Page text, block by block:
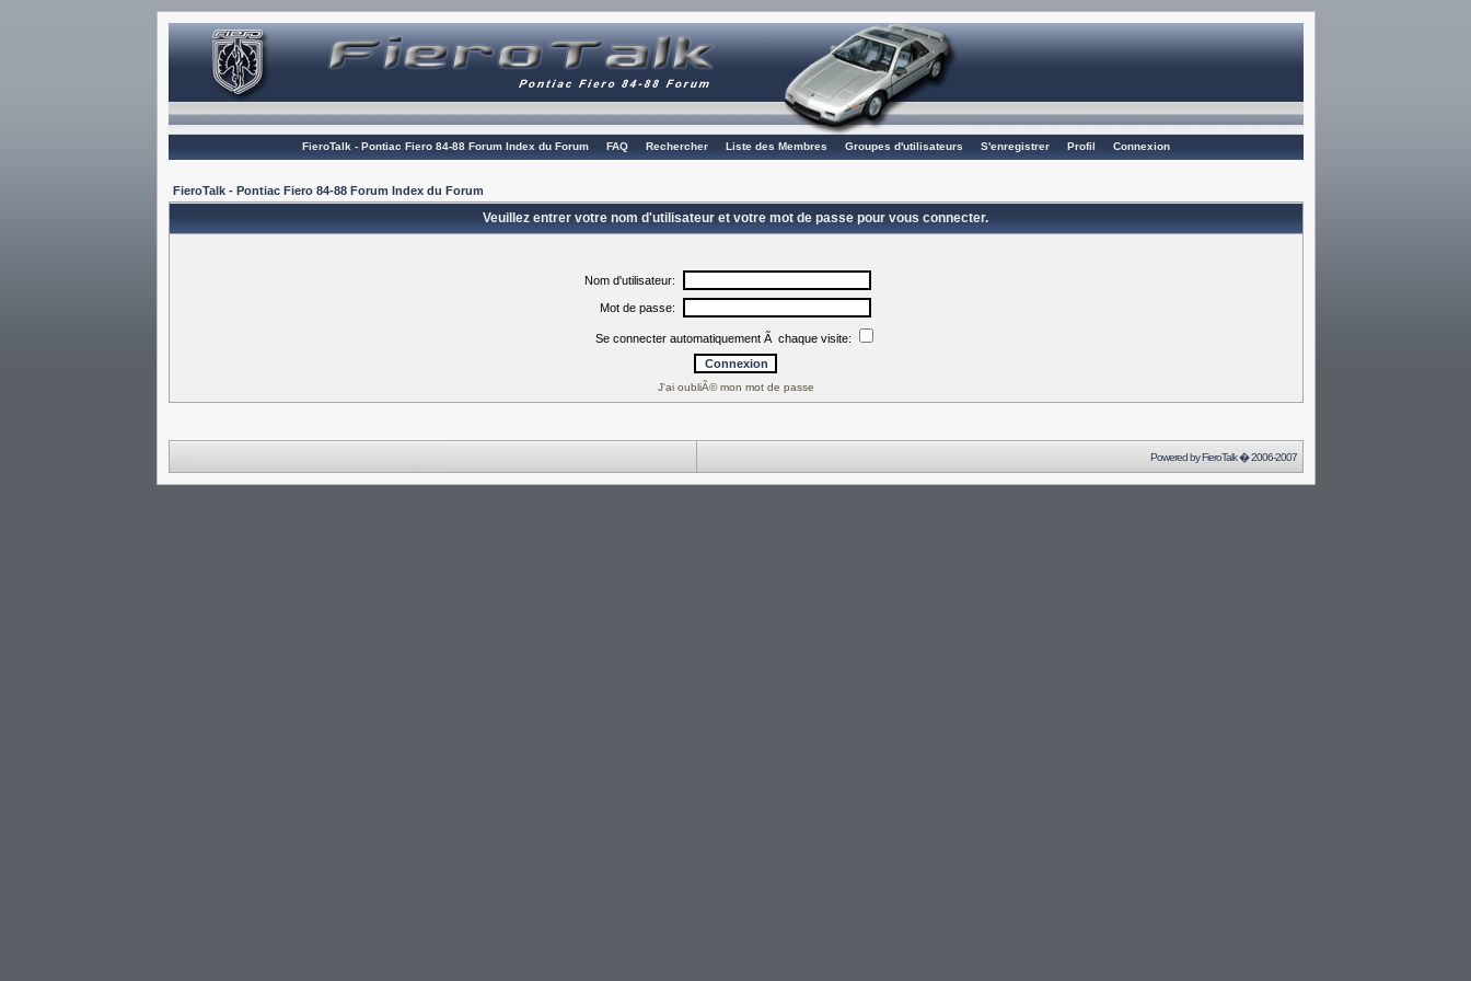
FieroTalk - Pontiac Fiero 84-88 Forum Index du Forum FAQ Rechercher Liste des Membres Groupes d'utilisateurs S'enregistrer Profil Connexion
FieroTalk - Pontiac Fiero 84-88 Forum Index du Forum
Veuillez entrer votre nom d'utilisateur et votre mot de passe pour vous connecter.
Nom d'utilisateur:
Mot de passe:
Se connecter automatiquement Ã chaque visite:
J'ai oubliÃ© mon mot de passe
Powered byFieroTalk� 2006-2007